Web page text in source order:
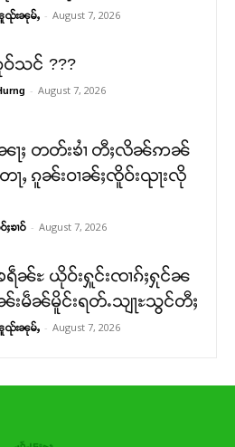
ၺ်းၼုမ်ႇ - August 7, 2026
ဝ်သင် ???
- August 7, 2026
ၼႃႈ တတ်းၶၢႆ တီႈလိၼ်ဢၼ်
ႇ ၵူၼ်းဝၢၼ်ႈၸိူဝ်းၺႃးလို
ၶၢဝ် - August 7, 2026
ရဵၼ်ႊ ယိုဝ်းႁူင်းၸၢၵ်ႈႁုင်ၼ
းမဵၼ်မိူင်းရတ်ႉသျႃႊသွင်တီႈ
ၺ်းၼုမ်ႇ - August 7, 2026